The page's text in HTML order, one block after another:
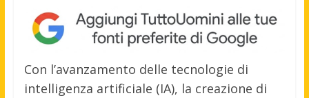
Con l’avanzamento delle tecnologie di
intelligenza artificiale (IA), la creazione di